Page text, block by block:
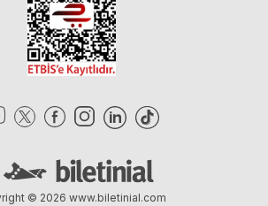
© 2026 www.biletinial.com